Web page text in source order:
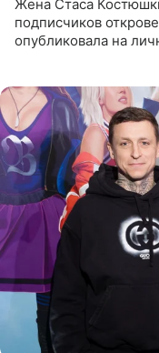
Жена Стаса
подписчиков
опубликовала на